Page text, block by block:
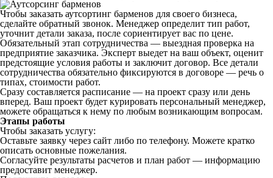
Чтобы заказать аутсортинг барменов для своего бизнеса,
сделайте обратный звонок. Менеджер определит тип работ,
уточнит детали заказа, после сориентирует вас по цене.
Обязательный этап сотрудничества — выездная проверка на
предприятие заказчика. Эксперт выедет на ваш объект, оценит
предстоящие условия работы и заключит договор. Все детали
сотрудничества обязательно фиксируются в договоре — речь о
типах, стоимости работ.
Сразу составляется расписание — на проект сразу или день
вперед. Ваш проект будет курировать персональный менеджер,
можете обращаться к нему по любым возникающим вопросам.
Этапы работы
Чтобы заказать услугу:
Оставьте заявку через сайт либо по телефону. Можете кратко
описать основные пожелания.
Согласуйте результаты расчетов и план работ — информацию
предоставит менеджер.